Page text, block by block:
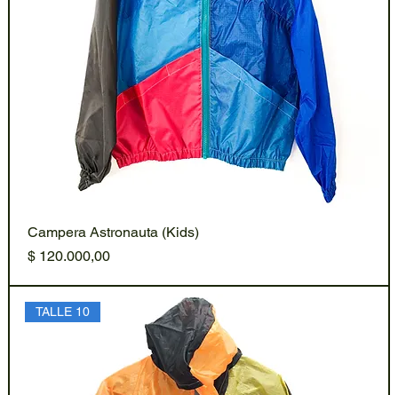
Campera Astronauta (Kids)
Precio
$ 120.000,00
TALLE 10